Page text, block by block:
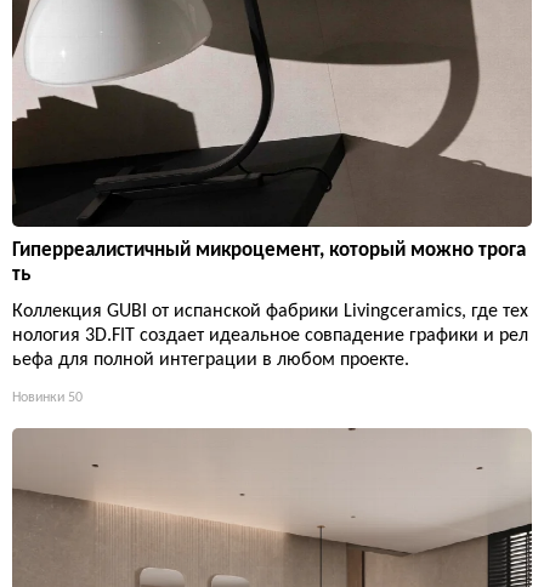
Гиперреалистичный микроцемент, который можно трога
ть
Коллекция GUBI от испанской фабрики Livingceramics, где тех
нология 3D.FIT создает идеальное совпадение графики и рел
ьефа для полной интеграции в любом проекте.
Новинки 50